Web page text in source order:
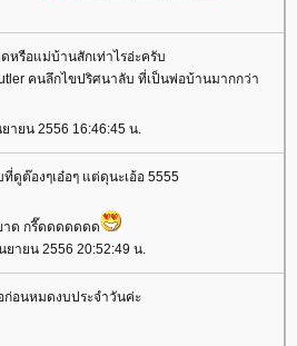
หรือแม่บ้านสักเท่าไรอ่ะครับ
คนลึกไขปริศนาลับ ที่เป็นพ่อบ้านมากกว่า
ายน 2556 16:46:45 น.
ดูต๊องๆเอ๋อๆ แต่ดุนะเอ้อ 5555
าด กรี๊ดดดดดดด
ยายน 2556 20:52:49 น.
อนหมดงบประจำวันค่ะ